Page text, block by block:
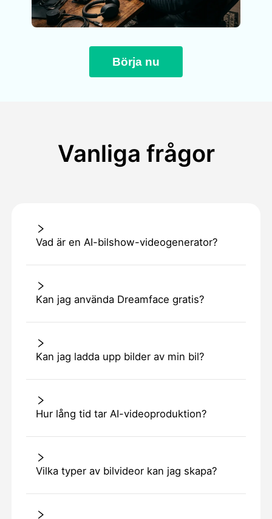
Börja nu
Vanliga frågor
Vad är en AI-bilshow-videogenerator?
Kan jag använda Dreamface gratis?
Kan jag ladda upp bilder av min bil?
Hur lång tid tar AI-videoproduktion?
Vilka typer av bilvideor kan jag skapa?